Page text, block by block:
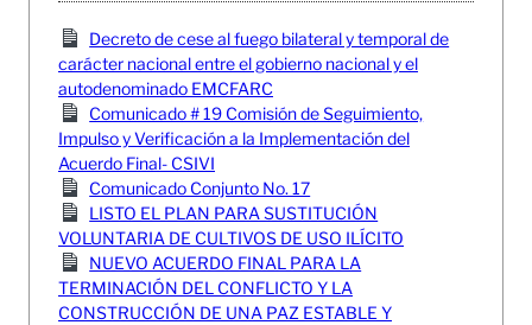
Decreto de cese al fuego bilateral y temporal de
carácter nacional entre el gobierno nacional y el
autodenominado EMCFARC
Comunicado # 19 Comisión de Seguimiento,
Impulso y Verificación a la Implementación del
Acuerdo Final- CSIVI
Comunicado Conjunto No. 17
LISTO EL PLAN PARA SUSTITUCIÓN
VOLUNTARIA DE CULTIVOS DE USO ILÍCITO
NUEVO ACUERDO FINAL PARA LA
TERMINACIÓN DEL CONFLICTO Y LA
CONSTRUCCIÓN DE UNA PAZ ESTABLE Y